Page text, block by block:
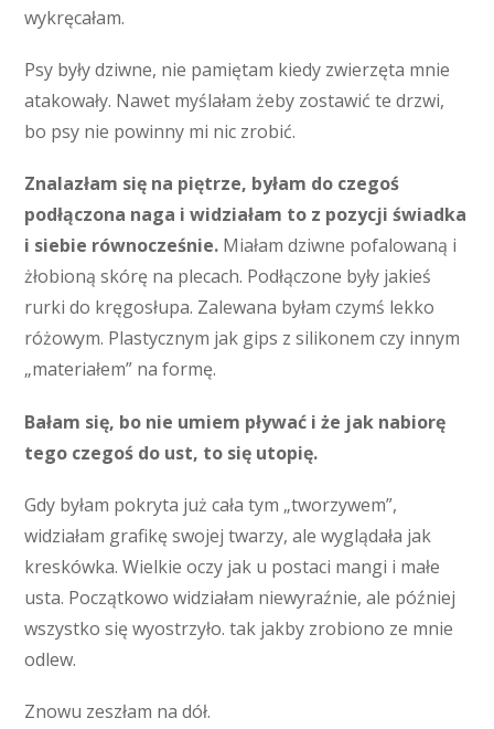
wykręcałam.
Psy były dziwne, nie pamiętam kiedy zwierzęta mnie
atakowały. Nawet myślałam żeby zostawić te drzwi,
bo psy nie powinny mi nic zrobić.
Znalazłam się na piętrze, byłam do czegoś
podłączona naga i widziałam to z pozycji świadka
i siebie równocześnie. Miałam dziwne pofalowaną i
żłobioną skórę na plecach. Podłączone były jakieś
rurki do kręgosłupa. Zalewana byłam czymś lekko
różowym. Plastycznym jak gips z silikonem czy innym
„materiałem” na formę.
Bałam się, bo nie umiem pływać i że jak nabiorę
tego czegoś do ust, to się utopię.
Gdy byłam pokryta już cała tym „tworzywem”,
widziałam grafikę swojej twarzy, ale wyglądała jak
kreskówka. Wielkie oczy jak u postaci mangi i małe
usta. Początkowo widziałam niewyraźnie, ale później
wszystko się wyostrzyło. tak jakby zrobiono ze mnie
odlew.
Znowu zeszłam na dół.